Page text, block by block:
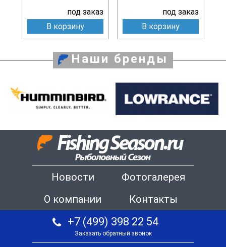
под заказ
В корзину
под заказ
В корзину
Наши бренды
Новости
Фотогалерея
О компании
Контакты
+7 (499) 398 22 54
Заказать обратный звонок